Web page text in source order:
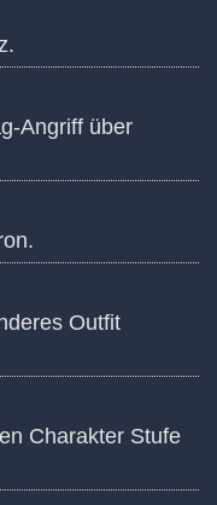
Angriff über
Outfit
Charakter Stufe